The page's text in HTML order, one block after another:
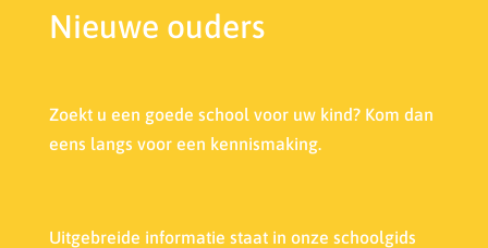
Nieuwe ouders
Zoekt u een goede school voor uw kind? Kom dan
eens langs voor een kennismaking.
Uitgebreide informatie staat in onze schoolgids